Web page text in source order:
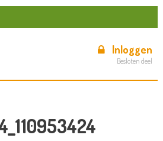
Inloggen
Besloten deel